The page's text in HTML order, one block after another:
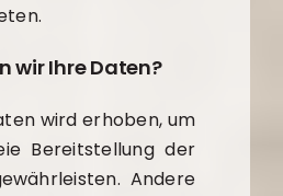
wir Ihre Daten?
wird erhoben, um
Bereitstellung der
Andere